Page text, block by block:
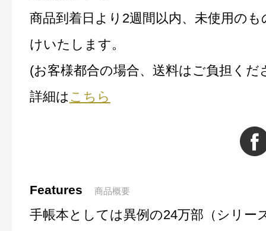
商品到着日より2週間以内、未使用の
けいたします。
(お客様都合の場合、送料はご負担くだ
詳細は こちら
Features 商品概要
手帳本としては異例の24万部（シリー